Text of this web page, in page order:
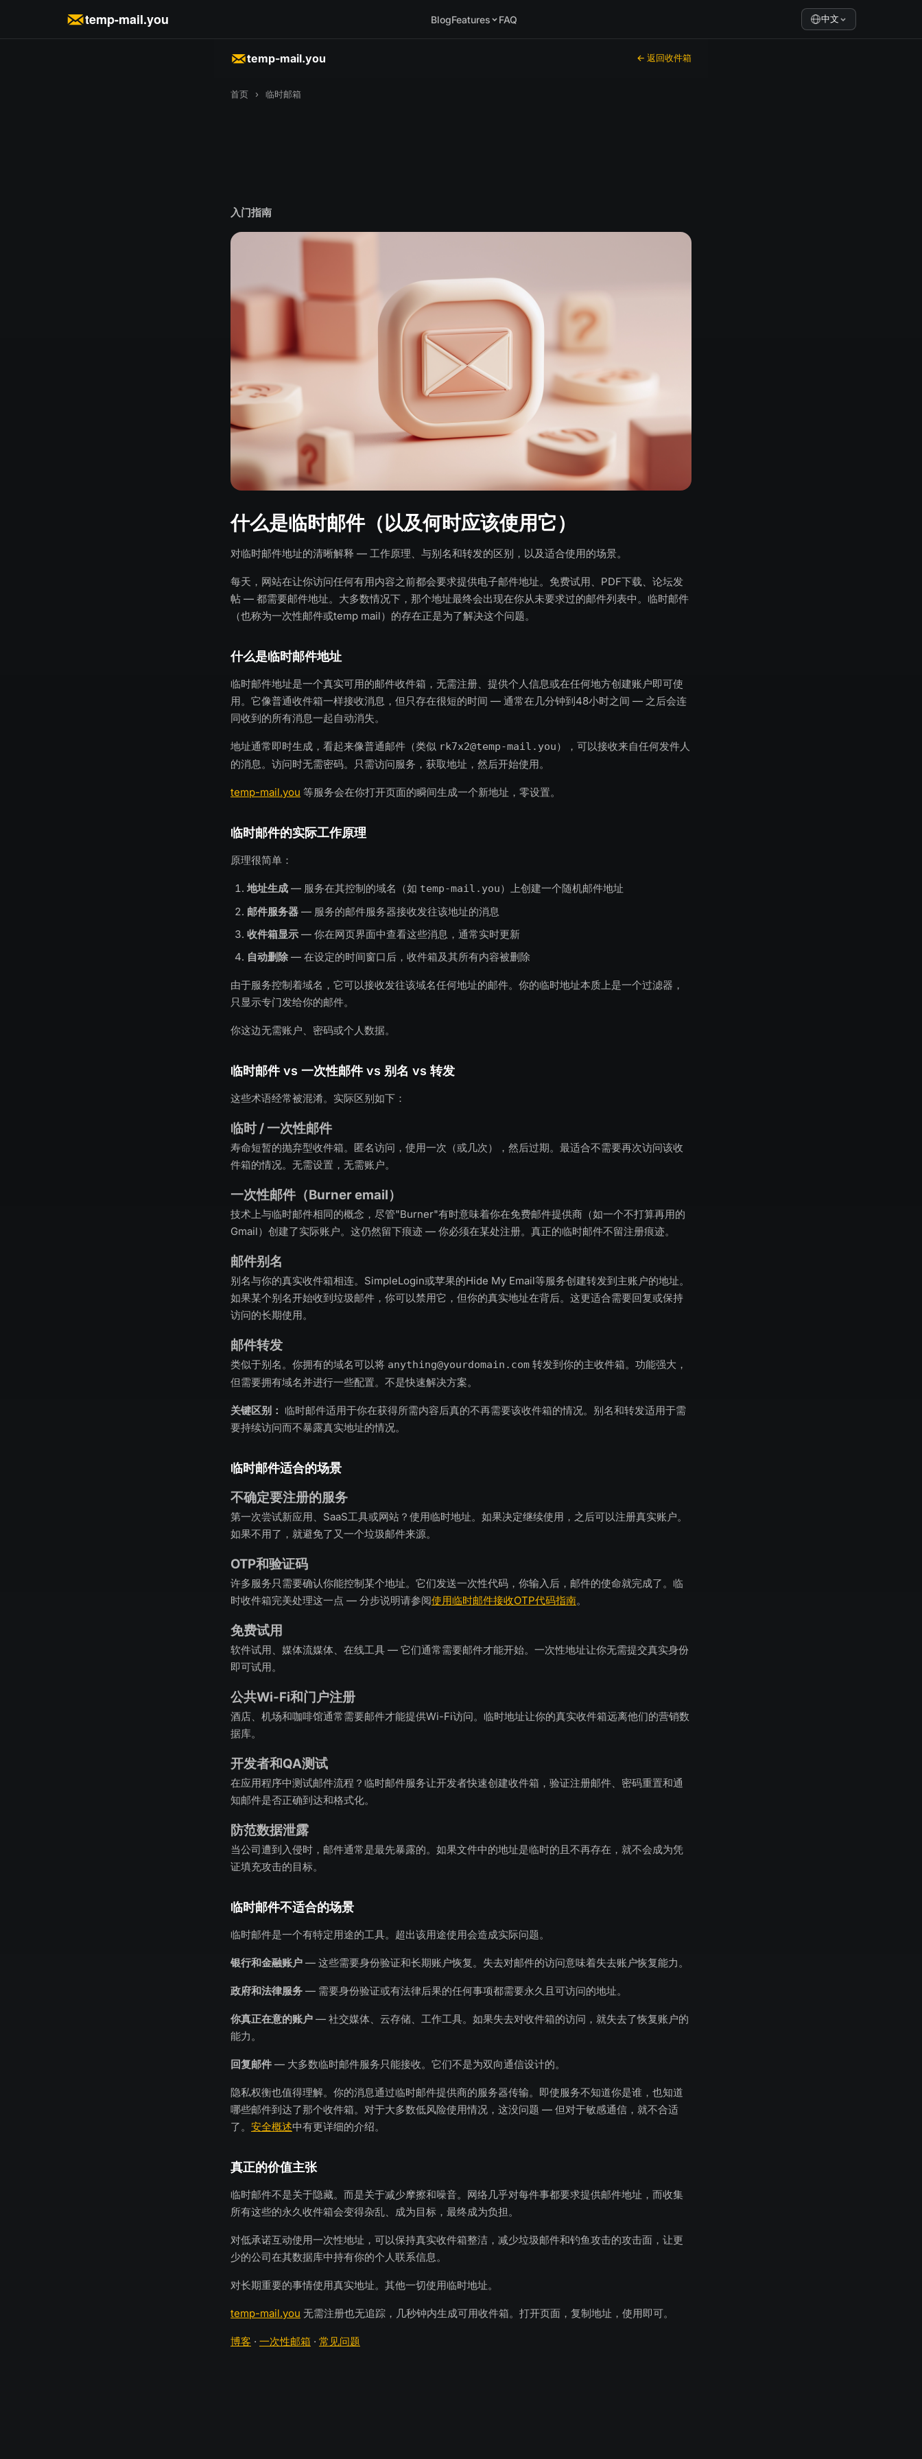
temp-mail.you BlogFeatures FAQ 中文
temp-mail.you ← 返回收件箱
首页 › 临时邮箱
入门指南
什么是临时邮件（以及何时应该使用它）
对临时邮件地址的清晰解释 — 工作原理、与别名和转发的区别，以及适合使用的场景。
每天，网站在让你访问任何有用内容之前都会要求提供电子邮件地址。免费试用、PDF下载、论坛发
帖 — 都需要邮件地址。大多数情况下，那个地址最终会出现在你从未要求过的邮件列表中。临时邮件
（也称为一次性邮件或temp mail）的存在正是为了解决这个问题。
什么是临时邮件地址
临时邮件地址是一个真实可用的邮件收件箱，无需注册、提供个人信息或在任何地方创建账户即可使
用。它像普通收件箱一样接收消息，但只存在很短的时间 — 通常在几分钟到48小时之间 — 之后会连
同收到的所有消息一起自动消失。
地址通常即时生成，看起来像普通邮件（类似 rk7x2@temp-mail​.you），可以接收来自任何发件人
的消息。访问时无需密码。只需访问服务，获取地址，然后开始使用。
temp-mail.you 等服务会在你打开页面的瞬间生成一个新地址，零设置。
临时邮件的实际工作原理
原理很简单：
地址生成 — 服务在其控制的域名（如 temp-mail.you）上创建一个随机邮件地址
邮件服务器 — 服务的邮件服务器接收发往该地址的消息
收件箱显示 — 你在网页界面中查看这些消息，通常实时更新
自动删除 — 在设定的时间窗口后，收件箱及其所有内容被删除
由于服务控制着域名，它可以接收发往该域名任何地址的邮件。你的临时地址本质上是一个过滤器，
只显示专门发给你的邮件。
你这边无需账户、密码或个人数据。
临时邮件 vs 一次性邮件 vs 别名 vs 转发
这些术语经常被混淆。实际区别如下：
临时 / 一次性邮件
寿命短暂的抛弃型收件箱。匿名访问，使用一次（或几次），然后过期。最适合不需要再次访问该收
件箱的情况。无需设置，无需账户。
一次性邮件（Burner email）
技术上与临时邮件相同的概念，尽管"Burner"有时意味着你在免费邮件提供商（如一个不打算再用的
Gmail）创建了实际账户。这仍然留下痕迹 — 你必须在某处注册。真正的临时邮件不留注册痕迹。
邮件别名
别名与你的真实收件箱相连。SimpleLogin或苹果的Hide My Email等服务创建转发到主账户的地址。
如果某个别名开始收到垃圾邮件，你可以禁用它，但你的真实地址在背后。这更适合需要回复或保持
访问的长期使用。
邮件转发
类似于别名。你拥有的域名可以将 anything@yourdomain.com 转发到你的主收件箱。功能强大，
但需要拥有域名并进行一些配置。不是快速解决方案。
关键区别： 临时邮件适用于你在获得所需内容后真的不再需要该收件箱的情况。别名和转发适用于需
要持续访问而不暴露真实地址的情况。
临时邮件适合的场景
不确定要注册的服务
第一次尝试新应用、SaaS工具或网站？使用临时地址。如果决定继续使用，之后可以注册真实账户。
如果不用了，就避免了又一个垃圾邮件来源。
OTP和验证码
许多服务只需要确认你能控制某个地址。它们发送一次性代码，你输入后，邮件的使命就完成了。临
时收件箱完美处理这一点 — 分步说明请参阅使用临时邮件接收OTP代码指南。
免费试用
软件试用、媒体流媒体、在线工具 — 它们通常需要邮件才能开始。一次性地址让你无需提交真实身份
即可试用。
公共Wi-Fi和门户注册
酒店、机场和咖啡馆通常需要邮件才能提供Wi-Fi访问。临时地址让你的真实收件箱远离他们的营销数
据库。
开发者和QA测试
在应用程序中测试邮件流程？临时邮件服务让开发者快速创建收件箱，验证注册邮件、密码重置和通
知邮件是否正确到达和格式化。
防范数据泄露
当公司遭到入侵时，邮件通常是最先暴露的。如果文件中的地址是临时的且不再存在，就不会成为凭
证填充攻击的目标。
临时邮件不适合的场景
临时邮件是一个有特定用途的工具。超出该用途使用会造成实际问题。
银行和金融账户 — 这些需要身份验证和长期账户恢复。失去对邮件的访问意味着失去账户恢复能力。
政府和法律服务 — 需要身份验证或有法律后果的任何事项都需要永久且可访问的地址。
你真正在意的账户 — 社交媒体、云存储、工作工具。如果失去对收件箱的访问，就失去了恢复账户的
能力。
回复邮件 — 大多数临时邮件服务只能接收。它们不是为双向通信设计的。
隐私权衡也值得理解。你的消息通过临时邮件提供商的服务器传输。即使服务不知道你是谁，也知道
哪些邮件到达了那个收件箱。对于大多数低风险使用情况，这没问题 — 但对于敏感通信，就不合适
了。 安全概述中有更详细的介绍。
真正的价值主张
临时邮件不是关于隐藏。而是关于减少摩擦和噪音。网络几乎对每件事都要求提供邮件地址，而收集
所有这些的永久收件箱会变得杂乱、成为目标，最终成为负担。
对低承诺互动使用一次性地址，可以保持真实收件箱整洁，减少垃圾邮件和钓鱼攻击的攻击面，让更
少的公司在其数据库中持有你的个人联系信息。
对长期重要的事情使用真实地址。其他一切使用临时地址。
temp-mail.you 无需注册也无追踪，几秒钟内生成可用收件箱。打开页面，复制地址，使用即可。
博客 · 一次性邮箱 · 常见问题